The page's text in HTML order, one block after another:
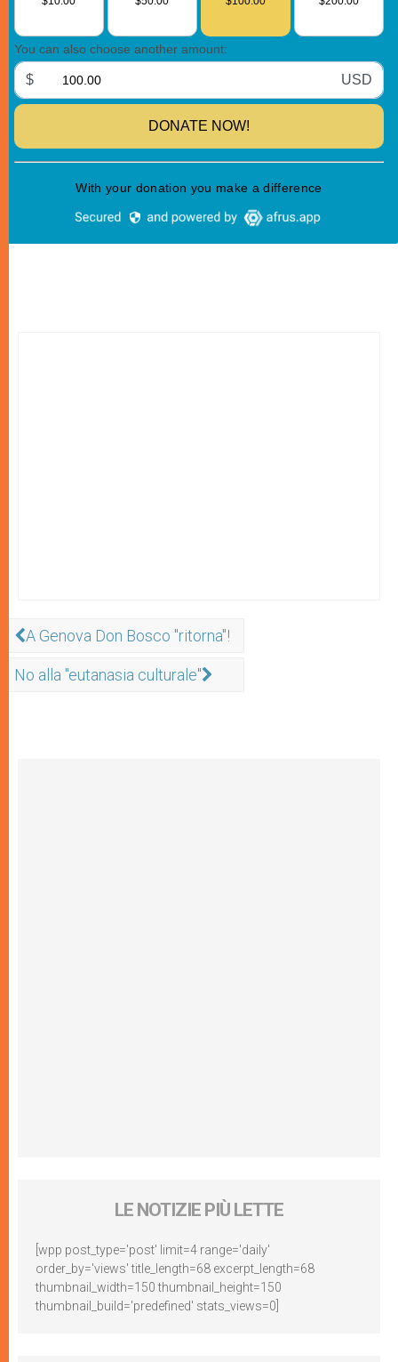
A Genova Don Bosco "ritorna"!
No alla "eutanasia culturale"
LE NOTIZIE PIÙ LETTE
[wpp post_type='post' limit=4 range='daily'
order_by='views' title_length=68 excerpt_length=68
thumbnail_width=150 thumbnail_height=150
thumbnail_build='predefined' stats_views=0]